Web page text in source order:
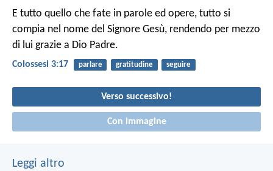
E tutto quello che fate in parole ed opere, tutto si
compia nel nome del Signore Gesù, rendendo per mezzo
di lui grazie a Dio Padre.
Colossesi 3:17 parlare gratitudine seguire
Verso successivo!
Con immagine
Leggi altro